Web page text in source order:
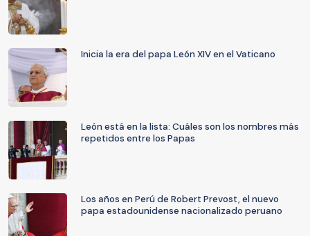
Inicia la era del papa León XIV en el Vaticano
León está en la lista: Cuáles son los nombres más
repetidos entre los Papas
Los años en Perú de Robert Prevost, el nuevo
papa estadounidense nacionalizado peruano